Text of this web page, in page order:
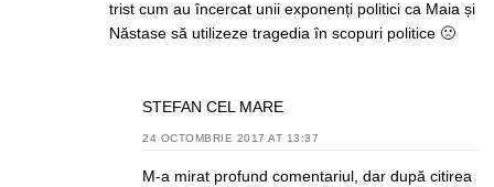
trist cum au încercat unii exponenți politici ca Maia și
Năstase să utilizeze tragedia în scopuri politice 🙁
STEFAN CEL MARE
24 OCTOMBRIE 2017 AT 13:37
M-a mirat profund comentariul, dar după citirea